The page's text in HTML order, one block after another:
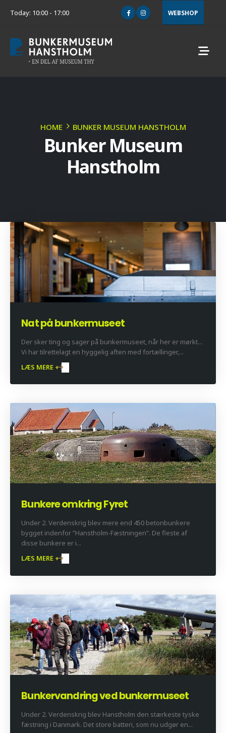
Today: 10:00 - 17:00 WEBSHOP
HOME BUNKER MUSEUM HANSTHOLM
Bunker Museum
Hanstholm
Nat på bunkermuseet
Der sker ting og sager på bunkermuseet, når her er mørkt...
Vi har tilrettelagt en hyggelig aften med fortællinger,...
LÆS MERE +
Bunkere omkring Fyret
Under 2. Verdenskrig blev mere end 450 betonbunkere
bygget indenfor ”Hanstholm-Fæstningen”. De fleste af
disse bunkere er i...
LÆS MERE +
Bunkervandring ved bunkermuseet
Under 2. Verdenskrig blev Hanstholm den stærkeste tyske
fæstning i Danmark. Det store batteri, som nu udgør en...